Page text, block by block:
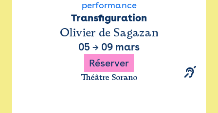
performance
Transfiguration
Olivier de Sagazan
05 → 09 mars
Réserver
Théâtre Sorano